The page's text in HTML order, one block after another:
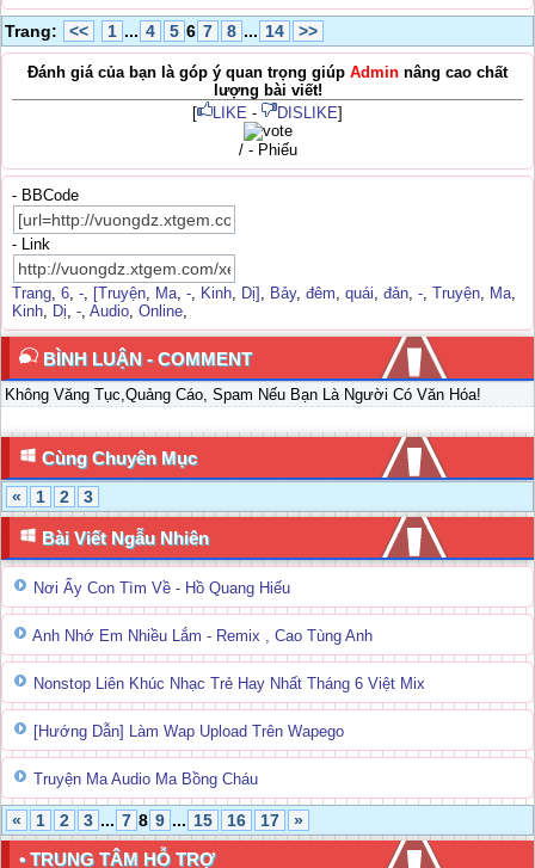
Trang: << 1 ... 4 5 6 7 8 ... 14 >>
Đánh giá của bạn là góp ý quan trọng giúp Admin nâng cao chất
lượng bài viết!
[
LIKE - DISLIKE]
/ - Phiếu
- BBCode
- Link
Trang, 6, -, [Truyện, Ma, -, Kinh, Dị] , Bảy, đêm, quái, đản, -, Truyện, Ma,
Kinh, Dị, -, Audio, Online,
BÌNH LUẬN - COMMENT
Không Văng Tục,Quảng Cáo, Spam Nếu Bạn Là Người Có Văn Hóa!
Cùng Chuyên Mục
« 1 2 3
Bài Viết Ngẫu Nhiên
Nơi Ấy Con Tìm Về - Hồ Quang Hiếu
Anh Nhớ Em Nhiều Lắm - Remix , Cao Tùng Anh
Nonstop Liên Khúc Nhạc Trẻ Hay Nhất Tháng 6 Việt Mix
[Hướng Dẫn] Làm Wap Upload Trên Wapego
Truyện Ma Audio Ma Bồng Cháu
« 1 2 3 ... 7 8 9 ... 15 16 17 »
• TRUNG TÂM HỖ TRỢ